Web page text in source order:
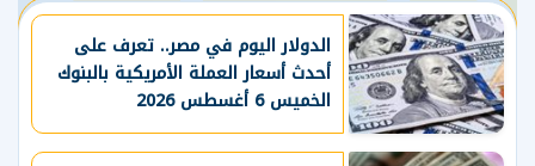
الدولار اليوم في مصر.. تعرف على
أحدث أسعار العملة الأمريكية بالبنوك
الخميس 6 أغسطس 2026